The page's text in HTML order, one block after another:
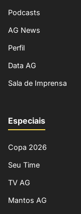
Podcasts
AG News
Perfil
Data AG
Sala de Imprensa
Especiais
Copa 2026
Seu Time
TV AG
Mantos AG